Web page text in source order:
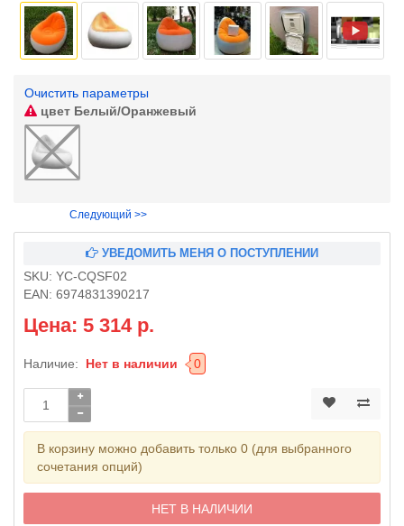
Очистить параметры
цвет Белый/Оранжевый
Следующий >>
УВЕДОМИТЬ МЕНЯ О ПОСТУПЛЕНИИ
SKU: YC-CQSF02
EAN: 6974831390217
Цена: 5 314 р.
Наличие: Нет в наличии 0
В корзину можно добавить только 0 (для выбранного
сочетания опций)
НЕТ В НАЛИЧИИ